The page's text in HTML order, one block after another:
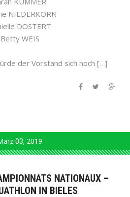
NIEDERKORN
DOSTERT
Betty WEIS
der Vorstand sich noch […]
03 2019
NATIONAUX –
IN BIELES